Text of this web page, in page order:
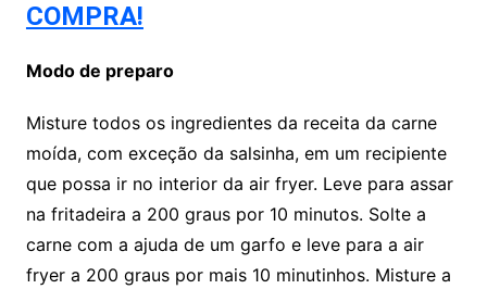
COMPRA!
Modo de preparo
Misture todos os ingredientes da receita da carne
moída, com exceção da salsinha, em um recipiente
que possa ir no interior da air fryer. Leve para assar
na fritadeira a 200 graus por 10 minutos. Solte a
carne com a ajuda de um garfo e leve para a air
fryer a 200 graus por mais 10 minutinhos. Misture a